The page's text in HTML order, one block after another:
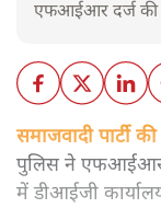
एफआईआर दर्ज की
समाजवादी पार्टी
पुलिस ने एफआईआर
में डीआईजी